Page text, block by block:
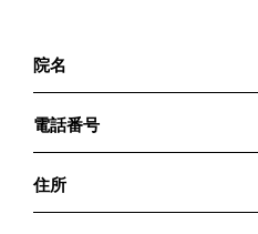
院名
電話番号
住所